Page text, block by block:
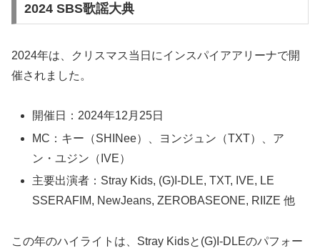
2024 SBS歌謡大典
2024年は、クリスマス当日にインスパイアアリーナで開
催されました。
開催日：2024年12月25日
MC：キー（SHINee）、ヨンジュン（TXT）、ア
ン・ユジン（IVE）
主要出演者：Stray Kids, (G)I-DLE, TXT, IVE, LE
SSERAFIM, NewJeans, ZEROBASEONE, RIIZE 他
この年のハイライトは、Stray Kidsと(G)I-DLEのパフォー